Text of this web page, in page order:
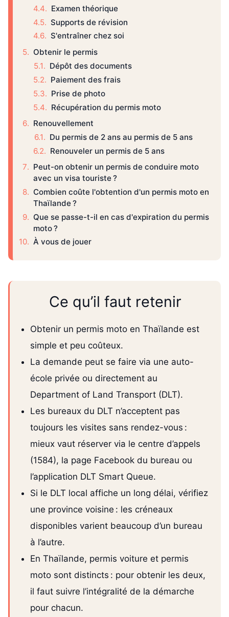
Examen théorique
Supports de révision
S'entraîner chez soi
Obtenir le permis
Dépôt des documents
Paiement des frais
Prise de photo
Récupération du permis moto
Renouvellement
Du permis de 2 ans au permis de 5 ans
Renouveler un permis de 5 ans
Peut-on obtenir un permis de conduire moto
avec un visa touriste ?
Combien coûte l'obtention d'un permis moto en
Thaïlande ?
Que se passe-t-il en cas d'expiration du permis
moto ?
À vous de jouer
Ce qu’il faut retenir
Obtenir un permis moto en Thaïlande est
simple et peu coûteux.
La demande peut se faire via une auto-
école privée ou directement au
Department of Land Transport (DLT).
Les bureaux du DLT n’acceptent pas
toujours les visites sans rendez-vous :
mieux vaut réserver via le centre d’appels
(1584), la page Facebook du bureau ou
l’application DLT Smart Queue.
Si le DLT local affiche un long délai, vérifiez
une province voisine : les créneaux
disponibles varient beaucoup d’un bureau
à l’autre.
En Thaïlande, permis voiture et permis
moto sont distincts : pour obtenir les deux,
il faut suivre l’intégralité de la démarche
pour chacun.